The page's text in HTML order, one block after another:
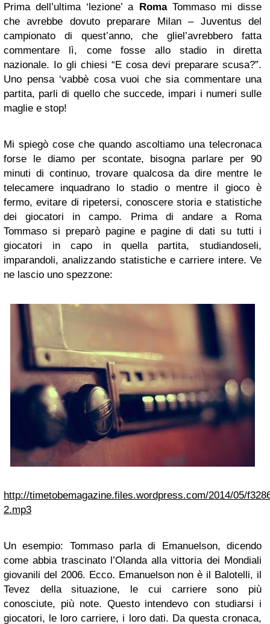
Prima dell’ultima ‘lezione’ a RomaTommaso mi disse
che avrebbe dovuto preparare Milan – Juventus del
campionato di quest’anno, che gliel’avrebbero fatta
commentare lì, come fosse allo stadio in diretta
nazionale. Io gli chiesi “E cosa devi preparare scusa?”.
Uno pensa ‘vabbè cosa vuoi che sia commentare una
partita, parli di quello che succede, impari i numeri sulle
maglie e stop!
Mi spiegò cose che quando ascoltiamo una telecronaca
forse le diamo per scontate, bisogna parlare per 90
minuti di continuo, trovare qualcosa da dire mentre le
telecamere inquadrano lo stadio o mentre il gioco è
fermo, evitare di ripetersi, conoscere storia e statistiche
dei giocatori in campo. Prima di andare a Roma
Tommaso si preparò pagine e pagine di dati su tutti i
giocatori in capo in quella partita, studiandoseli,
imparandoli, analizzando statistiche e carriere intere. Ve
ne lascio uno spezzone:
http://timetobemagazine.files.wordpress.com/2014/05/
2.mp3
Un esempio: Tommaso parla di Emanuelson, dicendo
come abbia trascinato l’Olanda alla vittoria dei Mondiali
giovanili del 2006. Ecco. Emanuelson non è il Balotelli, il
Tevez della situazione, le cui carriere sono più
conosciute, più note. Questo intendevo con studiarsi i
giocatori, le loro carriere, i loro dati. Da questa cronaca,